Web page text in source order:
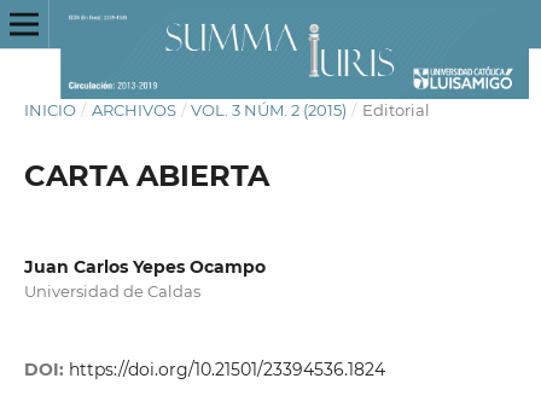
INICIO / ARCHIVOS / VOL. 3 NÚM. 2 (2015) / Editorial
CARTA ABIERTA
Juan Carlos Yepes Ocampo
Universidad de Caldas
DOI: https://doi.org/10.21501/23394536.1824